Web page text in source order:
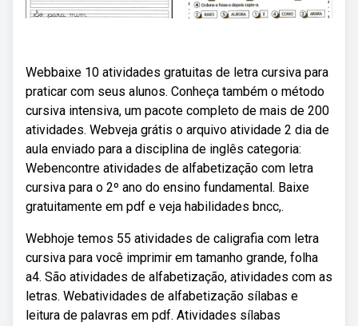
Webbaixe 10 atividades gratuitas de letra cursiva para
praticar com seus alunos. Conheça também o método
cursiva intensiva, um pacote completo de mais de 200
atividades. Webveja grátis o arquivo atividade 2 dia de
aula enviado para a disciplina de inglês categoria:
Webencontre atividades de alfabetização com letra
cursiva para o 2º ano do ensino fundamental. Baixe
gratuitamente em pdf e veja habilidades bncc,.
Webhoje temos 55 atividades de caligrafia com letra
cursiva para você imprimir em tamanho grande, folha
a4. São atividades de alfabetização, atividades com as
letras. Webatividades de alfabetização sílabas e
leitura de palavras em pdf. Atividades sílabas